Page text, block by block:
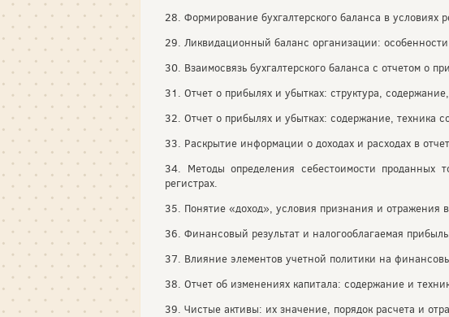
28. Формирование бухгалтерского баланса в условиях
29. Ликвидационный баланс организации:
30. Взаимосвязь бухгалтерского баланса с отчетом о
31. Отчет о прибылях и убытках: структура,
32. Отчет о прибылях и убытках: содержание, техника
33. Раскрытие информации о доходах и расходах в
34. Методы определения себестоимости проданных
регистрах.
35. Понятие «доход», условия признания и отражения
36. Финансовый результат и налогооблагаемая
37. Влияние элементов учетной политики на
38. Отчет об изменениях капитала: содержание и
39. Чистые активы: их значение, порядок расчета и